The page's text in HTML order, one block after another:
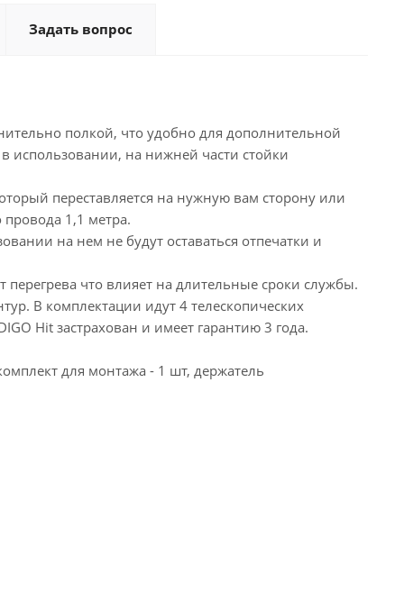
Задать вопрос
полкой, что удобно для дополнительной
использовании, на нижней части стойки
переставляется на нужную вам сторону или
1,1 метра.
на нем не будут оставаться отпечатки и
перегрева что влияет на длительные сроки службы.
В комплектации идут 4 телескопических
Hit застрахован и имеет гарантию 3 года.
для монтажа - 1 шт, держатель